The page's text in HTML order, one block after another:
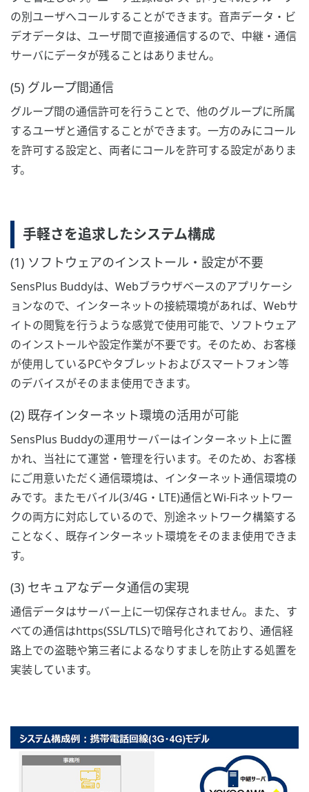
の別ユーザへコールすることができます。音声データ・ビ
デオデータは、ユーザ間で直接通信するので、中継・通信
サーバにデータが残ることはありません。
(5) グループ間通信
グループ間の通信許可を行うことで、他のグループに所属
するユーザと通信することができます。一方のみにコール
を許可する設定と、両者にコールを許可する設定がありま
す。
手軽さを追求したシステム構成
(1) ソフトウェアのインストール・設定が不要
SensPlus Buddyは、Webブラウザベースのアプリケーシ
ョンなので、インターネットの接続環境があれば、Webサ
イトの閲覧を行うような感覚で使用可能で、ソフトウェア
のインストールや設定作業が不要です。そのため、お客様
が使用しているPCやタブレットおよびスマートフォン等
のデバイスがそのまま使用できます。
(2) 既存インターネット環境の活用が可能
SensPlus Buddyの運用サーバーはインターネット上に置
かれ、当社にて運営・管理を行います。そのため、お客様
にご用意いただく通信環境は、インターネット通信環境の
みです。またモバイル(3/4G・LTE)通信とWi-Fiネットワー
クの両方に対応しているので、別途ネットワーク構築する
ことなく、既存インターネット環境をそのまま使用できま
す。
(3) セキュアなデータ通信の実現
通信データはサーバー上に一切保存されません。また、す
べての通信はhttps(SSL/TLS)で暗号化されており、通信経
路上での盗聴や第三者によるなりすましを防止する処置を
実装しています。